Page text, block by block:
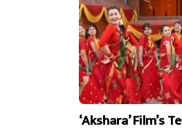
‘Akshara’ Film’s